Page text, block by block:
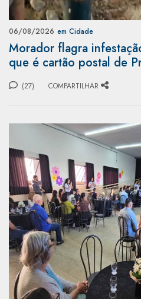
06/08/2026 em Cidade
Morador flagra
que é cartão postal de
(27) COMPARTILHAR